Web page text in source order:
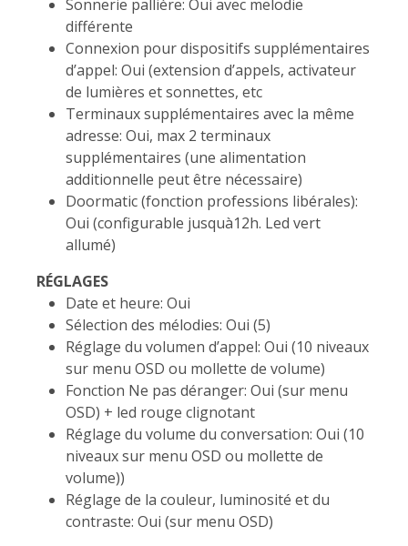
Sonnerie pallière: Oui avec melodie
différente
Connexion pour dispositifs supplémentaires
d’appel: Oui (extension d’appels, activateur
de lumières et sonnettes, etc
Terminaux supplémentaires avec la même
adresse: Oui, max 2 terminaux
supplémentaires (une alimentation
additionnelle peut être nécessaire)
Doormatic (fonction professions libérales):
Oui (configurable jusquà12h. Led vert
allumé)
RÉGLAGES
Date et heure: Oui
Sélection des mélodies: Oui (5)
Réglage du volumen d’appel: Oui (10 niveaux
sur menu OSD ou mollette de volume)
Fonction Ne pas déranger: Oui (sur menu
OSD) + led rouge clignotant
Réglage du volume du conversation: Oui (10
niveaux sur menu OSD ou mollette de
volume))
Réglage de la couleur, luminosité et du
contraste: Oui (sur menu OSD)